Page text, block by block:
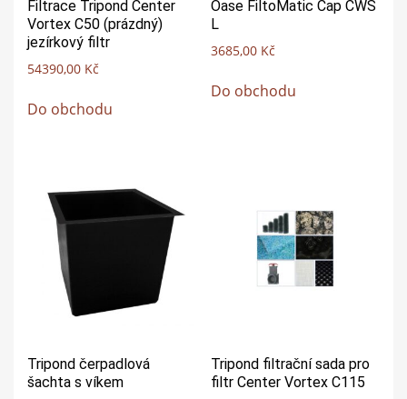
Filtrace Tripond Center
Vortex C50 (prázdný)
jezírkový filtr
54390,00 Kč
Do obchodu
Oase FiltoMatic Cap CWS
L
3685,00 Kč
Do obchodu
Tripond čerpadlová
šachta s víkem
Tripond filtrační sada pro
filtr Center Vortex C115